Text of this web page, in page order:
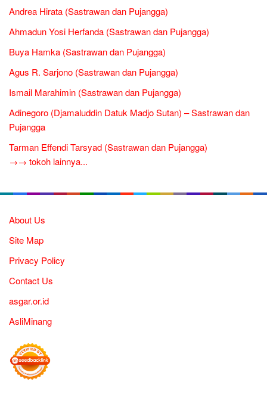
Andrea Hirata (Sastrawan dan Pujangga)
Ahmadun Yosi Herfanda (Sastrawan dan Pujangga)
Buya Hamka (Sastrawan dan Pujangga)
Agus R. Sarjono (Sastrawan dan Pujangga)
Ismail Marahimin (Sastrawan dan Pujangga)
Adinegoro (Djamaluddin Datuk Madjo Sutan) – Sastrawan dan
Pujangga
Tarman Effendi Tarsyad (Sastrawan dan Pujangga)
→→ tokoh lainnya...
About Us
Site Map
Privacy Policy
Contact Us
asgar.or.id
AsliMinang